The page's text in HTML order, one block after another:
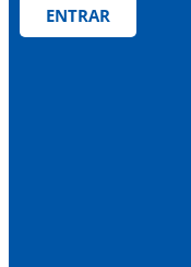
ENTRAR